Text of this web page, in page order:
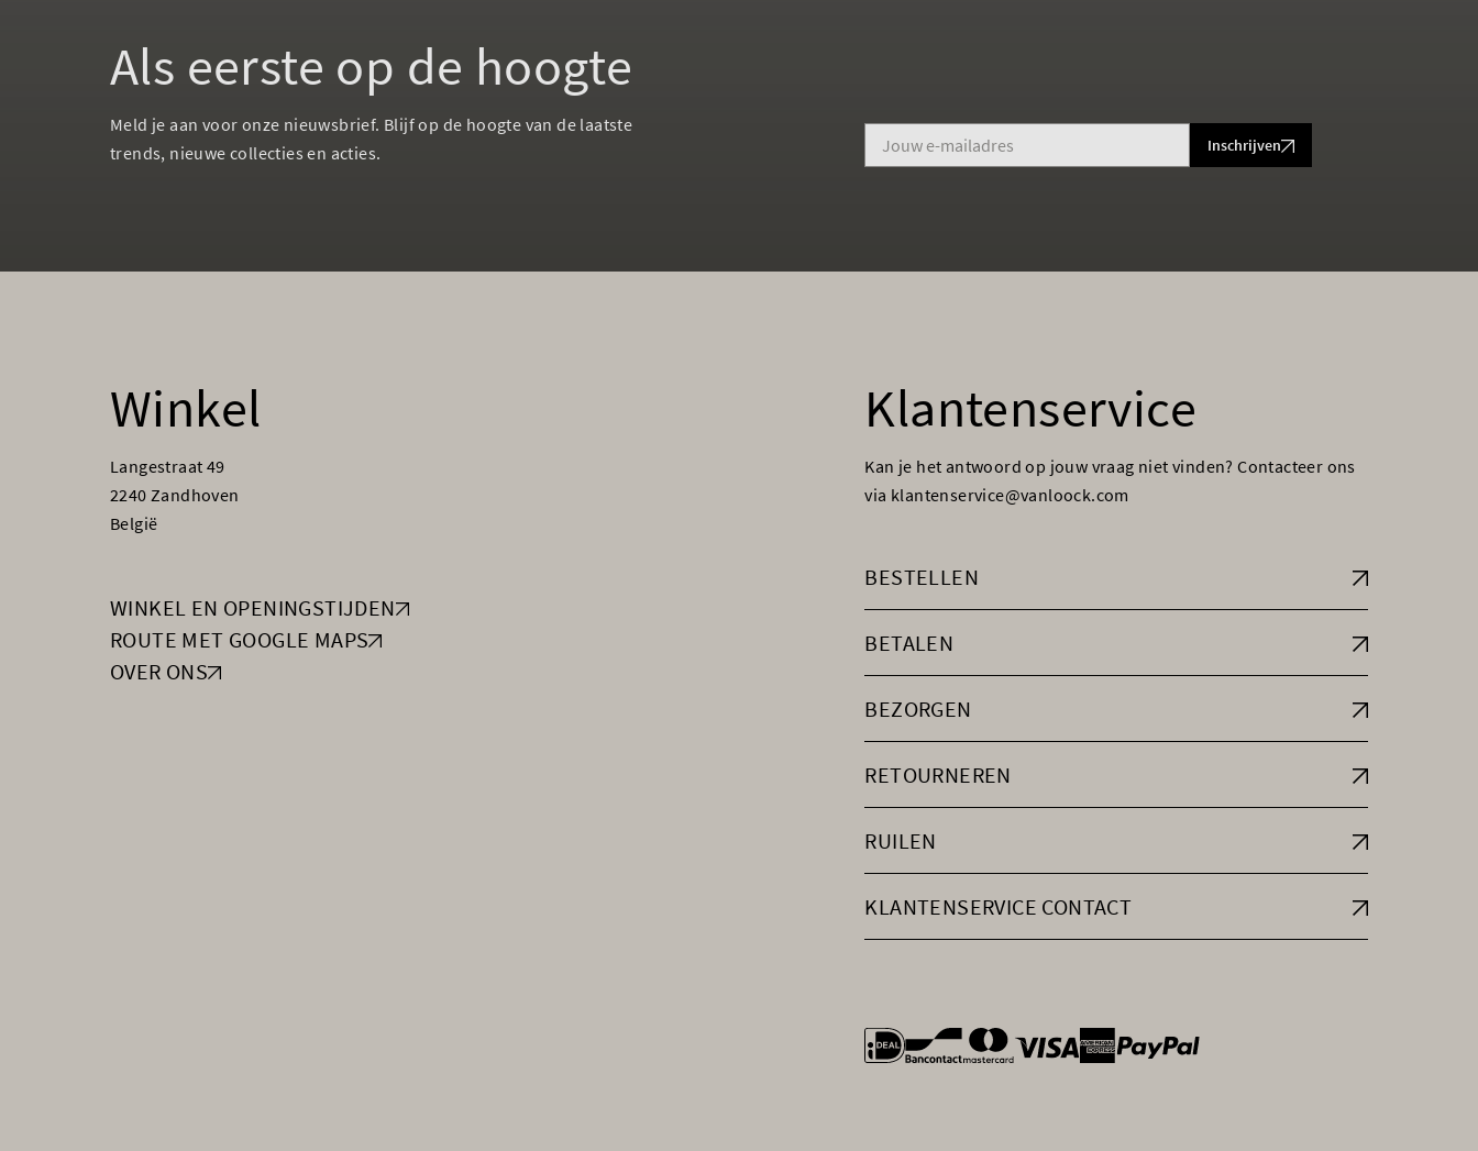
Als eerste op de hoogte
Meld je aan voor onze nieuwsbrief. Blijf op de hoogte van de laatste
trends, nieuwe collecties en acties.
Inschrijven
Winkel
Langestraat 49
2240 Zandhoven
België
WINKEL EN OPENINGSTIJDEN
ROUTE MET GOOGLE MAPS
OVER ONS
Klantenservice
Kan je het antwoord op jouw vraag niet vinden? Contacteer ons
via klantenservice@vanloock.com
BESTELLEN
BETALEN
BEZORGEN
RETOURNEREN
RUILEN
KLANTENSERVICE CONTACT
general.paymentOptions